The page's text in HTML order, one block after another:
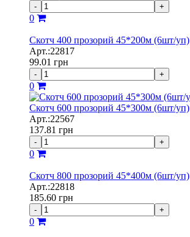
- +
0
Скотч 400 прозорий 45*200м (6шт/уп)
Арт.:22817
99.01 грн
- +
0
Скотч 600 прозорий 45*300м (6шт/уп)
Арт.:22567
137.81 грн
- +
0
Скотч 800 прозорий 45*400м (6шт/уп)
Арт.:22818
185.60 грн
- +
0